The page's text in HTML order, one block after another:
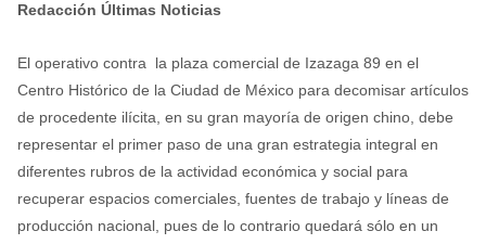
Redacción Últimas Noticias
El operativo contra la plaza comercial de Izazaga 89 en el
Centro Histórico de la Ciudad de México para decomisar artículos
de procedente ilícita, en su gran mayoría de origen chino, debe
representar el primer paso de una gran estrategia integral en
diferentes rubros de la actividad económica y social para
recuperar espacios comerciales, fuentes de trabajo y líneas de
producción nacional, pues de lo contrario quedará sólo en un